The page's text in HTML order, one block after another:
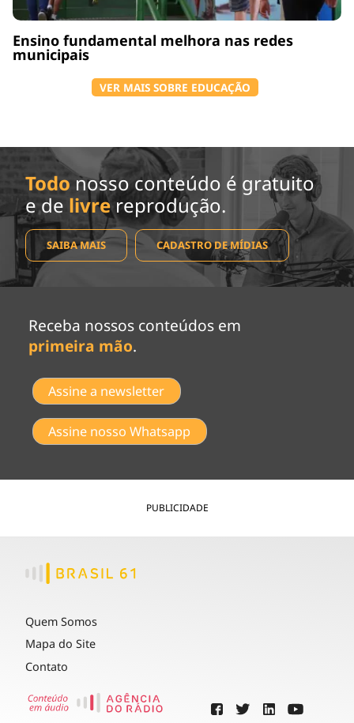
Ensino fundamental melhora nas redes
municipais
VER MAIS SOBRE EDUCAÇÃO
Todo nosso conteúdo é gratuito
e de livrereprodução.
SAIBA MAIS CADASTRO DE MÍDIAS
Receba nossos conteúdos em
primeira mão.
Assine a newsletter
Assine nosso Whatsapp
PUBLICIDADE
Quem Somos
Mapa do Site
Contato